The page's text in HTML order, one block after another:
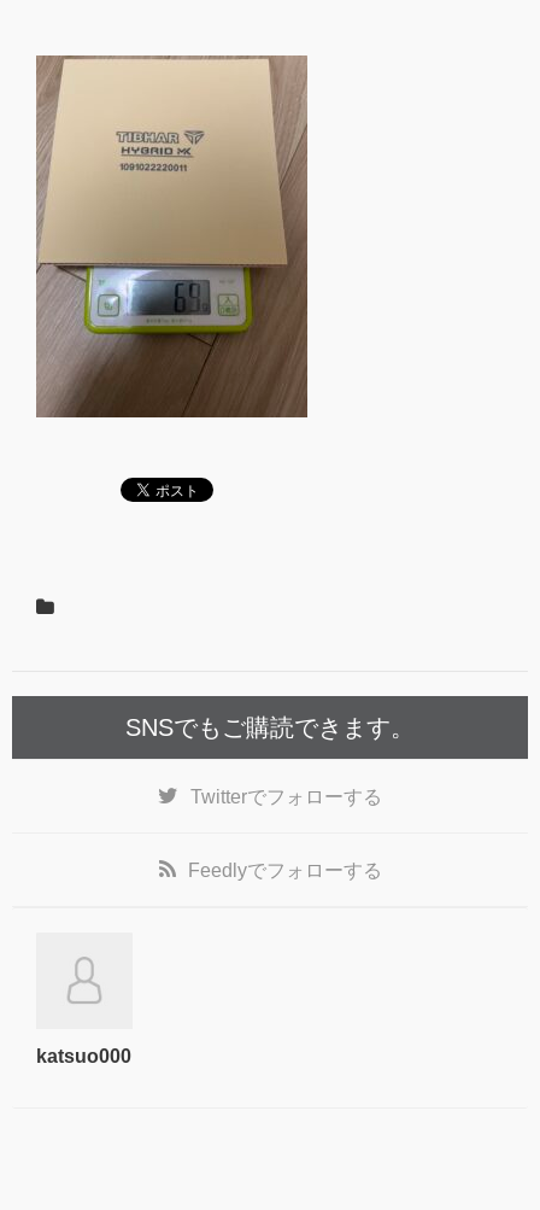
SNSでもご購読できます。
Twitterでフォローする
Feedlyでフォローする
katsuo000